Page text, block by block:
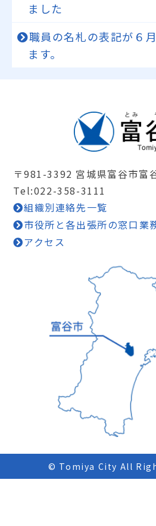
ました
職員の名札の表記が６
ます。
〒981-3392 宮城県富谷市富
Tel:022-358-3111
組織別連絡先一覧
市役所と各出張所の窓口業
アクセス
© Tomiya City All